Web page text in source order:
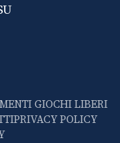
GIOCHI LIBERI
PRIVACY POLICY